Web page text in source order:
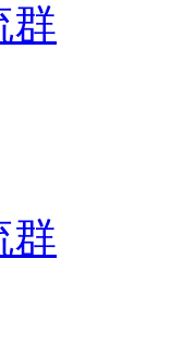
群
群